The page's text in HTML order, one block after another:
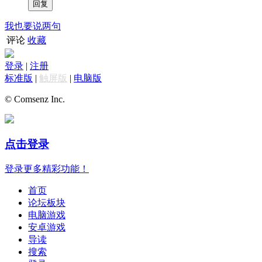
我也要说两句
评论 收藏
登录 | 注册
标准版 | 触屏版 | 电脑版
© Comsenz Inc.
点击登录
登录更多精彩功能！
首页
论坛板块
电脑游戏
安卓游戏
导读
搜索